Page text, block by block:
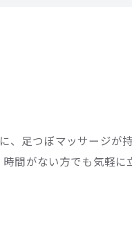
、足つぼマッサージが
間がない方でも気軽に